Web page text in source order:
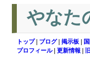
やなた
トップ| ブログ| 掲示板
プロフィール| 更新情報